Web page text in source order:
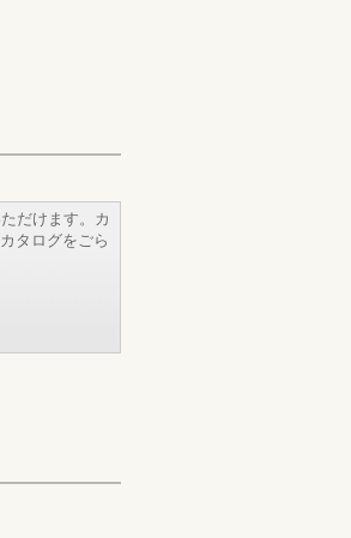
だけます。カ
タログをごら